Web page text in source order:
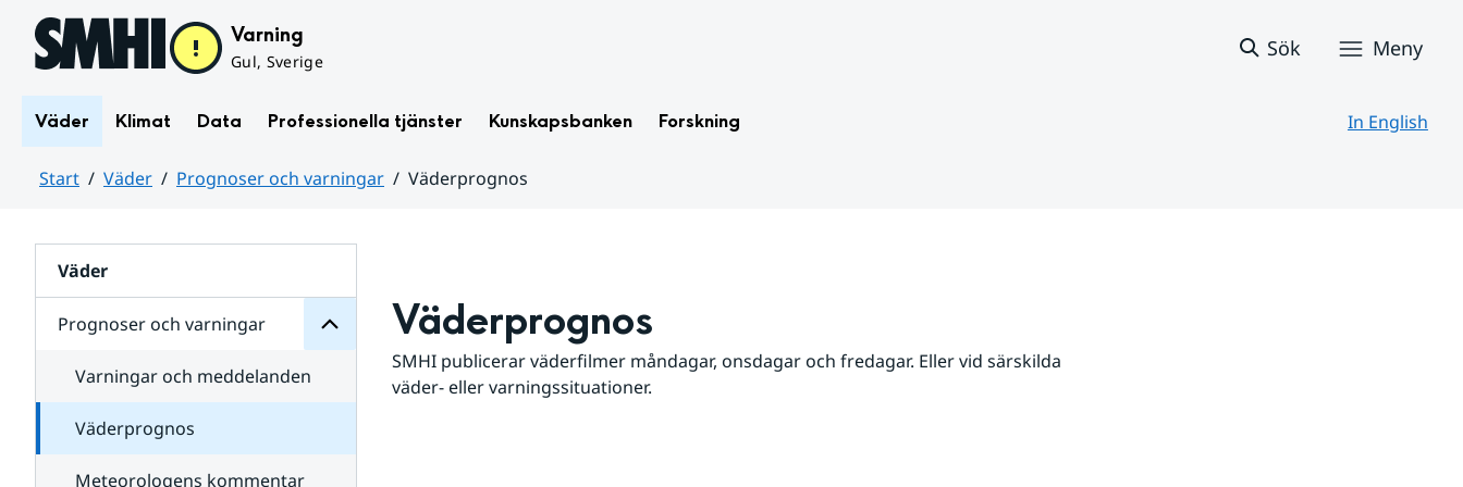
Hoppa till sidans innehåll Varning
Gul, Sverige
Sök Meny
Väder Klimat Data Professionella tjänster Kunskapsbanken Forskning In English
Start Väder Prognoser och varningar
Väderprognos
Väder
Prognoser och varningar
för
varningar
Varningar och meddelanden
Väderprognos
Meteorologens kommentar
Väderprognos
SMHI publicerar väderfilmer måndagar, onsdagar och fredagar. Eller vid särskilda
väder- eller varningssituationer.